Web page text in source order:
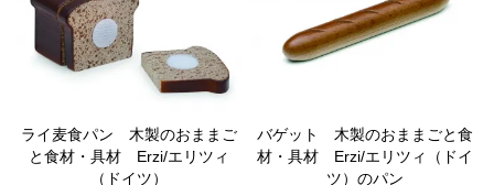
ライ麦食パン 木製のおままご
と食材・具材 Erzi/エリツィ
（ドイツ）
バゲット 木製のおままごと食
材・具材 Erzi/エリツィ（ドイ
ツ）のパン